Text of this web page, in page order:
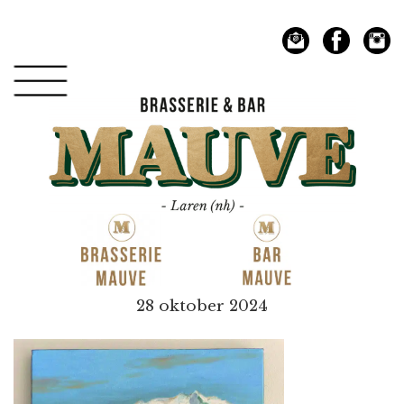
hoofdnavigatie
hoofd
inhoud
Mauve
28 oktober 2024